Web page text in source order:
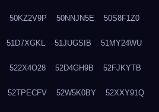
50KZ2V9P 50NNJN5E 50S8F1Z0
51D7XGKL 51JUGSIB 51MY24WU
522X4O28 52D4GH9B 52FJKYTB
52TPECFV 52W5K0BY 52XXY91Q